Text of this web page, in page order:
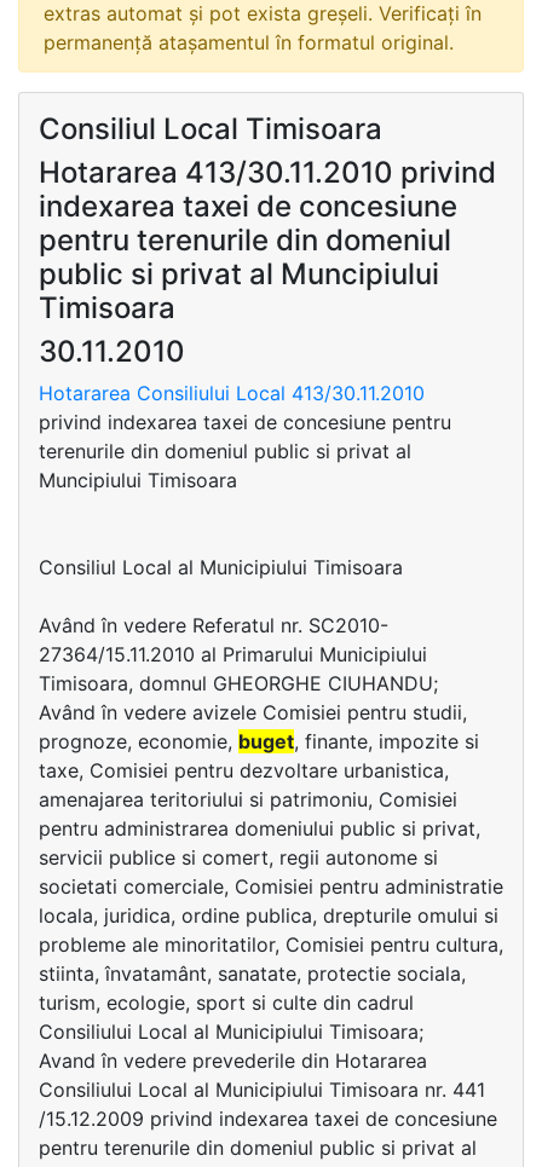
extras automat și pot exista greșeli. Verificați în
permanență atașamentul în formatul original.
Consiliul Local Timisoara
Hotararea 413/30.11.2010 privind
indexarea taxei de concesiune
pentru terenurile din domeniul
public si privat al Muncipiului
Timisoara
30.11.2010
Hotararea Consiliului Local 413/30.11.2010
privind indexarea taxei de concesiune pentru
terenurile din domeniul public si privat al
Muncipiului Timisoara
Consiliul Local al Municipiului Timisoara
Având în vedere Referatul nr. SC2010-
27364/15.11.2010 al Primarului Municipiului
Timisoara, domnul GHEORGHE CIUHANDU;
Având în vedere avizele Comisiei pentru studii,
prognoze, economie, buget, finante, impozite si
taxe, Comisiei pentru dezvoltare urbanistica,
amenajarea teritoriului si patrimoniu, Comisiei
pentru administrarea domeniului public si privat,
servicii publice si comert, regii autonome si
societati comerciale, Comisiei pentru administratie
locala, juridica, ordine publica, drepturile omului si
probleme ale minoritatilor, Comisiei pentru cultura,
stiinta, învatamânt, sanatate, protectie sociala,
turism, ecologie, sport si culte din cadrul
Consiliului Local al Municipiului Timisoara;
Avand în vedere prevederile din Hotararea
Consiliului Local al Municipiului Timisoara nr. 441
/15.12.2009 privind indexarea taxei de concesiune
pentru terenurile din domeniul public si privat al